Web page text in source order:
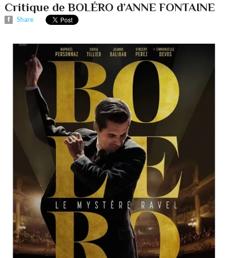
Critique de BOLÉRO d’ANNE FONTAINE
Share